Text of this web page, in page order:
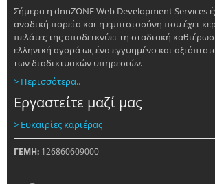
Σήμερα η dnnZONE Web Development Services
ανοδική πορεία και η εμπιστοσύνη που έχει
πελάτες της αποδεικνύει τη σταδιακή
ελληνική αγορά ως ένα εγγυημένο και
των διαδικτυακών υπηρεσιών.
> Περισσότερα..
Εργαστείτε μαζί μας
> Ευκαιρίες καριέρας
ΓΕΜΗ: 126860609000